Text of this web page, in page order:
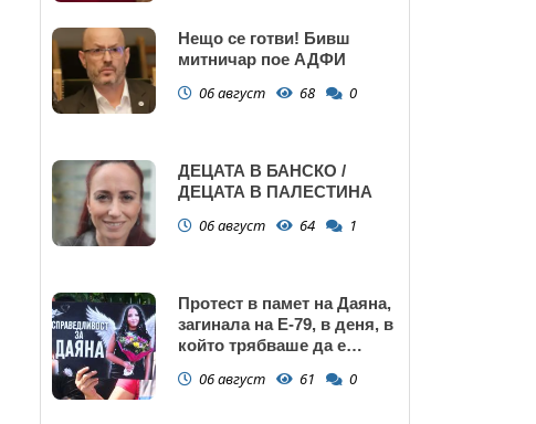
Нещо се готви! Бивш
митничар пое АДФИ
06 август 68 0
ДЕЦАТА В БАНСКО /
ДЕЦАТА В ПАЛЕСТИНА
06 август 64 1
Протест в памет на Даяна,
загинала на Е-79, в деня, в
който трябваше да е
06 август 61 0